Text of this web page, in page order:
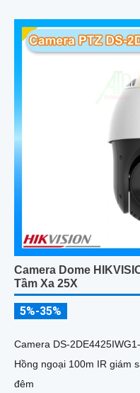
Camera Dome
Tầm Xa 25X
5%-35%
Camera DS-
Hồng ngoại 100m IR giám
đêm